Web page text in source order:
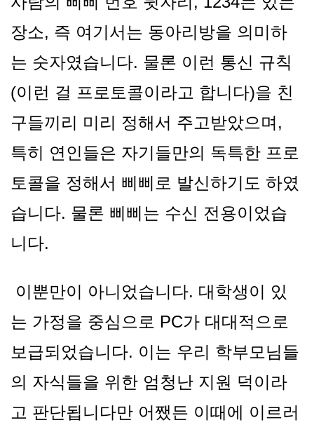
장소, 즉 여기서는 동아리방을 의미하
는 숫자였습니다. 물론 이런 통신 규칙
(이런 걸 프로토콜이라고 합니다)을 친
구들끼리 미리 정해서 주고받았으며,
특히 연인들은 자기들만의 독특한 프로
토콜을 정해서 삐삐로 발신하기도 하였
습니다. 물론 삐삐는 수신 전용이었습
니다.
이뿐만이 아니었습니다. 대학생이 있
는 가정을 중심으로 PC가 대대적으로
보급되었습니다. 이는 우리 학부모님들
의 자식들을 위한 엄청난 지원 덕이라
고 판단됩니다만 어쨌든 이때에 이르러